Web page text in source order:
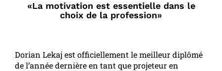
«La motivation est essentielle dans le
choix de la profession»
Dorian Lekaj est officiellement le meilleur diplômé
de l’année dernière en tant que projeteur en